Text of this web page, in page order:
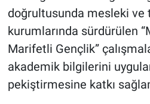
doğrultusunda mesleki ve
kurumlarında sürdürülen
Marifetli Gençlik”
akademik bilgilerini
pekiştirmesine katkı
Aksaray
Kırşehir
Yerel